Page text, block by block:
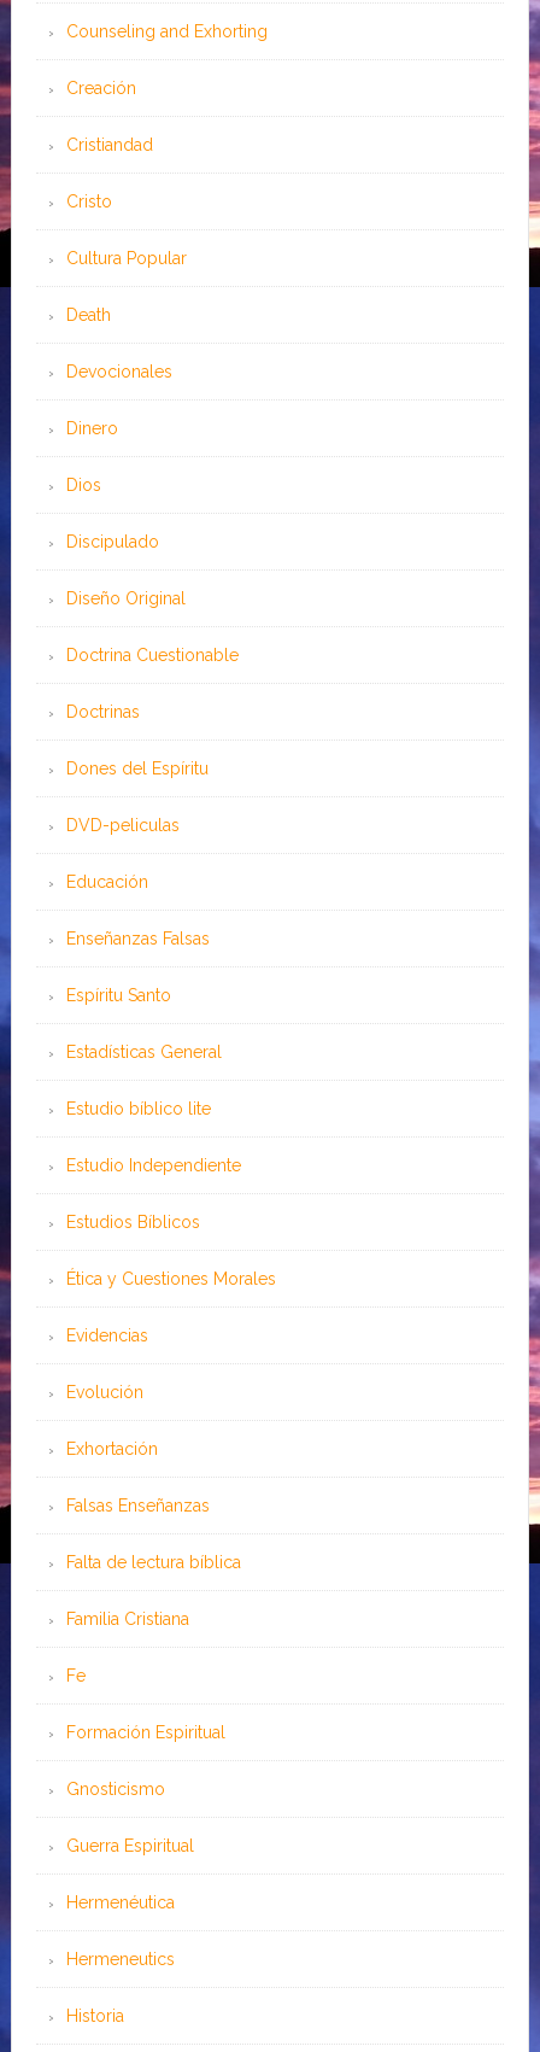
Counseling and Exhorting
Creación
Cristiandad
Cristo
Cultura Popular
Death
Devocionales
Dinero
Dios
Discipulado
Diseño Original
Doctrina Cuestionable
Doctrinas
Dones del Espíritu
DVD-peliculas
Educación
Enseñanzas Falsas
Espíritu Santo
Estadísticas General
Estudio bíblico lite
Estudio Independiente
Estudios Bíblicos
Ética y Cuestiones Morales
Evidencias
Evolución
Exhortación
Falsas Enseñanzas
Falta de lectura bíblica
Familia Cristiana
Fe
Formación Espiritual
Gnosticismo
Guerra Espiritual
Hermenéutica
Hermeneutics
Historia